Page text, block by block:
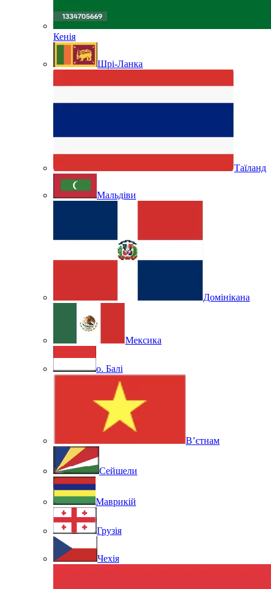
Кенія
Шрі-Ланка
Таїланд
Мальдіви
Домінікана
Мексика
о. Балі
В’єтнам
Сейшели
Маврикій
Грузія
Чехія